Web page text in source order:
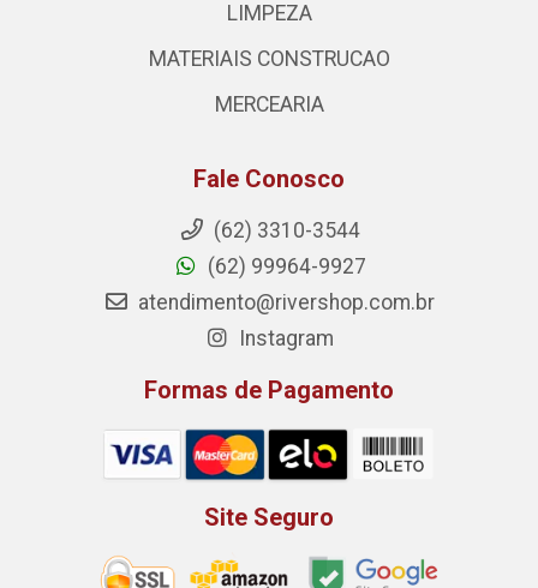
LIMPEZA
MATERIAIS CONSTRUCAO
MERCEARIA
Fale Conosco
(62) 3310-3544
(62) 99964-9927
atendimento@rivershop.com.br
Instagram
Formas de Pagamento
Site Seguro